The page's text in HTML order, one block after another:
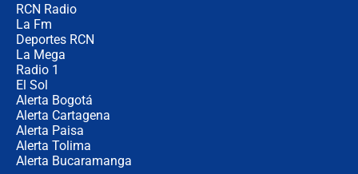
RCN Radio
La Fm
Deportes RCN
La Mega
Radio 1
El Sol
Alerta Bogotá
Alerta Cartagena
Alerta Paisa
Alerta Tolima
Alerta Bucaramanga